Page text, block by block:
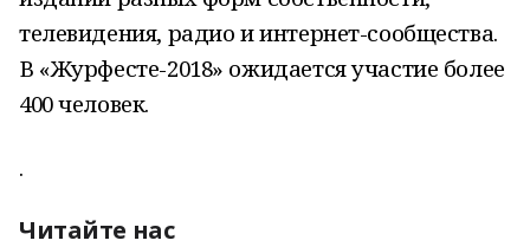
телевидения, радио и интернет-сообщества.
В «Журфесте-2018» ожидается участие более
400 человек.
.
Читайте нас